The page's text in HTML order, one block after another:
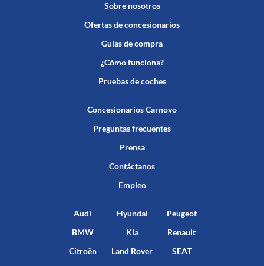
Sobre nosotros
Ofertas de concesionarios
Guías de compra
¿Cómo funciona?
Pruebas de coches
Concesionarios Carnovo
Preguntas frecuentes
Prensa
Contáctanos
Empleo
Audi
BMW
Citroën
Hyundai
Kia
Land Rover
Peugeot
Renault
SEAT